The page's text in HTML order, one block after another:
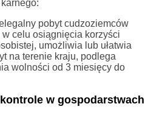
pobyt cudzoziemców
celu osiągnięcia korzyści
umożliwia lub ułatwia
na terenie kraju, podlega
wolności od 3 miesięcy do
w gospodarstwach